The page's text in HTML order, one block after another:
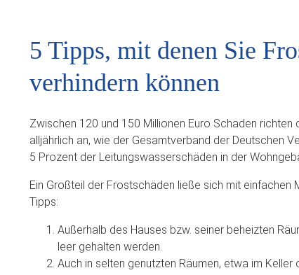
5 Tipps, mit denen Sie
verhindern können
Zwischen 120 und 150 Millionen Euro Schaden
alljährlich an, wie der Gesamtverband der Deutschen
5 Prozent der Leitungswasserschäden in der
Ein Großteil der Frostschäden ließe sich mit
Tipps:
Außerhalb des Hauses bzw. seiner beheizten
leer gehalten werden.
Auch in selten genutzten Räumen, etwa im